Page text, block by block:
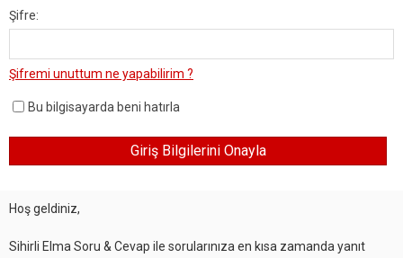
Şifre:
Şifremi unuttum ne yapabilirim ?
Bu bilgisayarda beni hatırla
Hoş geldiniz,
Sihirli Elma Soru & Cevap ile sorularınıza en kısa zamanda yanıt